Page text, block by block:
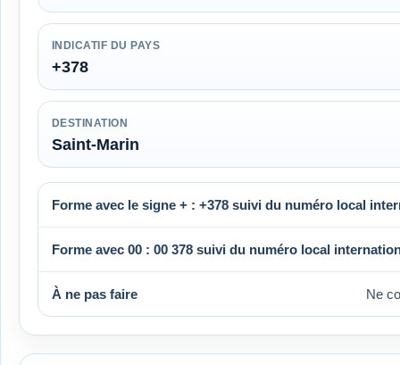
INDICATIF DU PAYS
+378
DESTINATION
Saint-Marin
Forme avec le signe + : +378 suivi du numéro local
Forme avec 00 : 00 378 suivi du numéro local
À ne pas faire Ne